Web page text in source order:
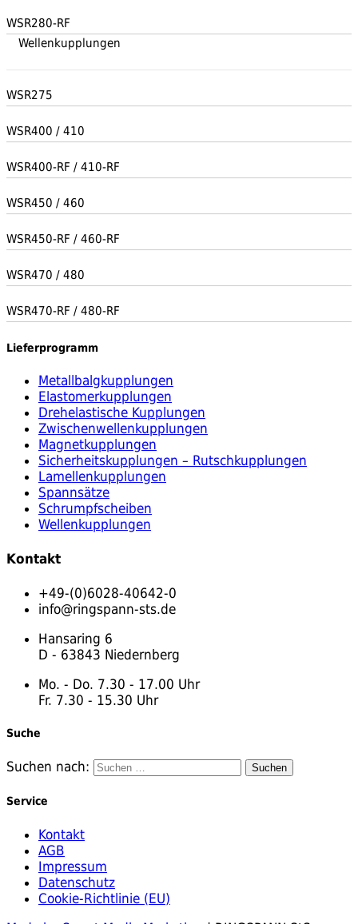
WSR280-RF
Wellenkupplungen
WSR275
WSR400 / 410
WSR400-RF / 410-RF
WSR450 / 460
WSR450-RF / 460-RF
WSR470 / 480
WSR470-RF / 480-RF
Lieferprogramm
Metallbalgkupplungen
Elastomerkupplungen
Drehelastische Kupplungen
Zwischenwellenkupplungen
Magnetkupplungen
Sicherheitskupplungen – Rutschkupplungen
Lamellenkupplungen
Spannsätze
Schrumpfscheiben
Wellenkupplungen
Kontakt
+49-(0)6028-40642-0
info@ringspann-sts.de
Hansaring 6
D - 63843 Niedernberg
Mo. - Do. 7.30 - 17.00 Uhr
Fr. 7.30 - 15.30 Uhr
Suche
Suchen nach:
Service
Kontakt
AGB
Impressum
Datenschutz
Cookie-Richtlinie (EU)